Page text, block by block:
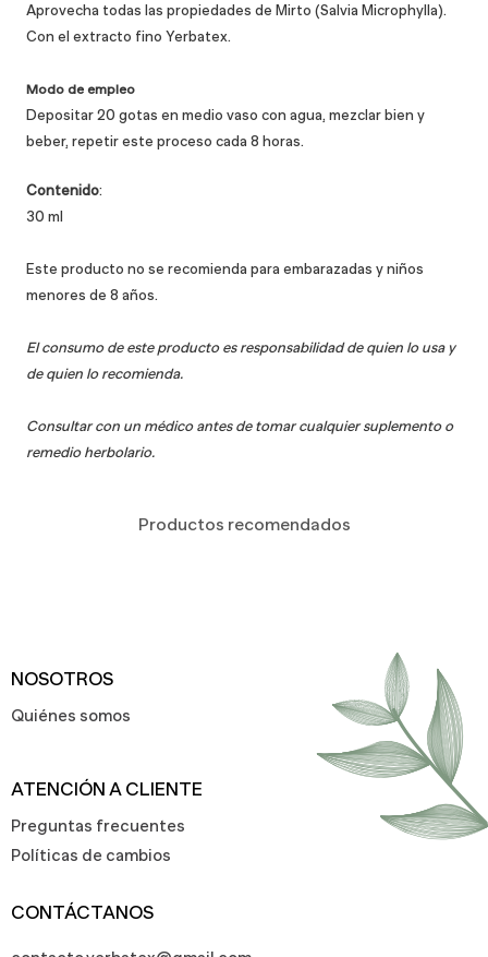
Aprovecha todas las propiedades de Mirto (Salvia Microphylla).
Con el extracto fino Yerbatex.
Modo de empleo
Depositar 20 gotas en medio vaso con agua, mezclar bien y
beber, repetir este proceso cada 8 horas.
Contenido:
30 ml
Este producto no se recomienda para embarazadas y niños
menores de 8 años.
El consumo de este producto es responsabilidad de quien lo usa y
de quien lo recomienda.
Consultar con un médico antes de tomar cualquier suplemento o
remedio herbolario.
Productos recomendados
NOSOTROS
Quiénes somos
ATENCIÓN A CLIENTE
Preguntas frecuentes
Políticas de cambios
CONTÁCTANOS